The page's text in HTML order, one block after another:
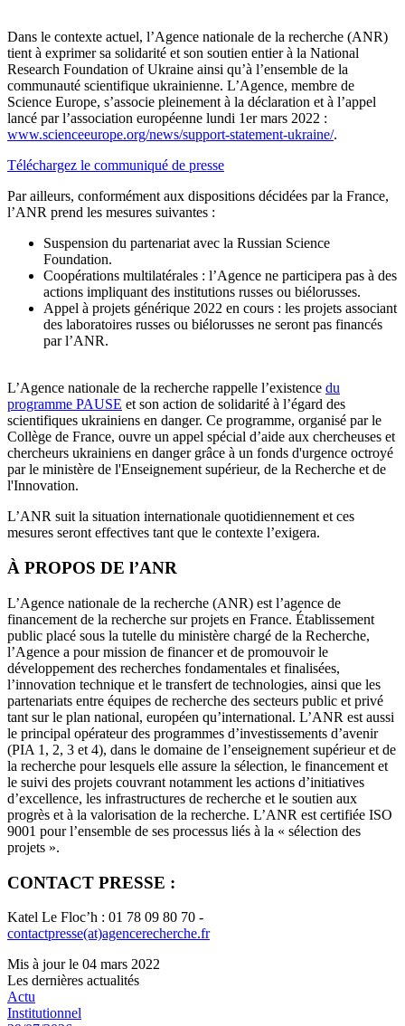
Dans le contexte actuel, l’Agence nationale de la recherche (ANR)
tient à exprimer sa solidarité et son soutien entier à la National
Research Foundation of Ukraine ainsi qu’à l’ensemble de la
communauté scientifique ukrainienne. L’Agence, membre de
Science Europe, s’associe pleinement à la déclaration et à l’appel
lancé par l’association européenne lundi 1er mars 2022 :
www.scienceeurope.org/news/support-statement-ukraine/.
Téléchargez le communiqué de presse
Par ailleurs, conformément aux dispositions décidées par la France,
l’ANR prend les mesures suivantes :
Suspension du partenariat avec la Russian Science
Foundation.
Coopérations multilatérales : l’Agence ne participera pas à des
actions impliquant des institutions russes ou biélorusses.
Appel à projets générique 2022 en cours : les projets associant
des laboratoires russes ou biélorusses ne seront pas financés
par l’ANR.
L’Agence nationale de la recherche rappelle l’existence du
programme PAUSE et son action de solidarité à l’égard des
scientifiques ukrainiens en danger. Ce programme, organisé par le
Collège de France, ouvre un appel spécial d’aide aux chercheuses et
chercheurs ukrainiens en danger grâce à un fonds d'urgence octroyé
par le ministère de l'Enseignement supérieur, de la Recherche et de
l'Innovation.
L’ANR suit la situation internationale quotidiennement et ces
mesures seront effectives tant que le contexte l’exigera.
À PROPOS DE l’ANR
L’Agence nationale de la recherche (ANR) est l’agence de
financement de la recherche sur projets en France. Établissement
public placé sous la tutelle du ministère chargé de la Recherche,
l’Agence a pour mission de financer et de promouvoir le
développement des recherches fondamentales et finalisées,
l’innovation technique et le transfert de technologies, ainsi que les
partenariats entre équipes de recherche des secteurs public et privé
tant sur le plan national, européen qu’international. L’ANR est aussi
le principal opérateur des programmes d’investissements d’avenir
(PIA 1, 2, 3 et 4), dans le domaine de l’enseignement supérieur et de
la recherche pour lesquels elle assure la sélection, le financement et
le suivi des projets couvrant notamment les actions d’initiatives
d’excellence, les infrastructures de recherche et le soutien aux
progrès et à la valorisation de la recherche. L’ANR est certifiée ISO
9001 pour l’ensemble de ses processus liés à la « sélection des
projets ».
CONTACT PRESSE :
Katel Le Floc’h : 01 78 09 80 70 -
contactpresse(at)agencerecherche.fr
Mis à jour le 04 mars 2022
Les dernières actualités
Actu
Institutionnel